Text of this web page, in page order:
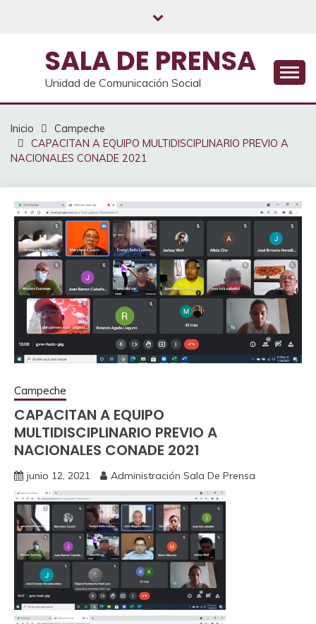
SALA DE PRENSA
Unidad de Comunicación Social
Inicio
Campeche
CAPACITAN A EQUIPO MULTIDISCIPLINARIO PREVIO A
NACIONALES CONADE 2021
Campeche
CAPACITAN A EQUIPO
MULTIDISCIPLINARIO PREVIO A
NACIONALES CONADE 2021
junio 12, 2021 Administración Sala De Prensa